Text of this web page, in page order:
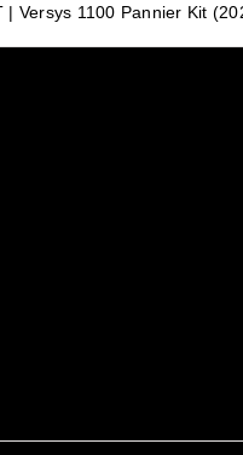
Versys 1100 Pannier Kit